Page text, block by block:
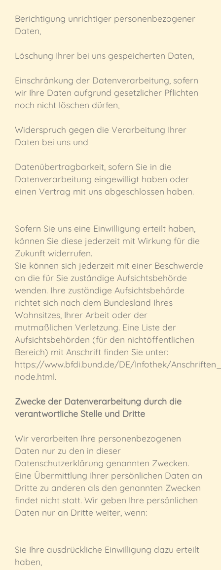
Berichtigung unrichtiger personenbezogener
Daten,
Löschung Ihrer bei uns gespeicherten Daten,
Einschränkung der Datenverarbeitung, sofern
wir Ihre Daten aufgrund gesetzlicher Pflichten
noch nicht löschen dürfen,
Widerspruch gegen die Verarbeitung Ihrer
Daten bei uns und
Datenübertragbarkeit, sofern Sie in die
Datenverarbeitung eingewilligt haben oder
einen Vertrag mit uns abgeschlossen haben.
Sofern Sie uns eine Einwilligung erteilt haben,
können Sie diese jederzeit mit Wirkung für die
Zukunft widerrufen.
Sie können sich jederzeit mit einer Beschwerde
an die für Sie zuständige Aufsichtsbehörde
wenden. Ihre zuständige Aufsichtsbehörde
richtet sich nach dem Bundesland Ihres
Wohnsitzes, Ihrer Arbeit oder der
mutmaßlichen Verletzung. Eine Liste der
Aufsichtsbehörden (für den nichtöffentlichen
Bereich) mit Anschrift finden Sie unter:
https://www.bfdi.bund.de/DE/Infothek/
node.html.
Zwecke der Datenverarbeitung durch die
verantwortliche Stelle und Dritte
Wir verarbeiten Ihre personenbezogenen
Daten nur zu den in dieser
Datenschutzerklärung genannten Zwecken.
Eine Übermittlung Ihrer persönlichen Daten an
Dritte zu anderen als den genannten Zwecken
findet nicht statt. Wir geben Ihre persönlichen
Daten nur an Dritte weiter, wenn:
Sie Ihre ausdrückliche Einwilligung dazu erteilt
haben,